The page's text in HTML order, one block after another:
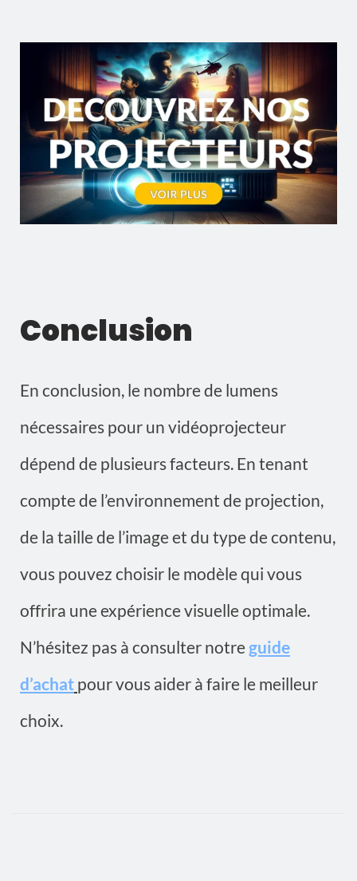
Conclusion
En conclusion, le nombre de lumens
nécessaires pour un vidéoprojecteur
dépend de plusieurs facteurs. En tenant
compte de l’environnement de projection,
de la taille de l’image et du type de contenu,
vous pouvez choisir le modèle qui vous
offrira une expérience visuelle optimale.
N’hésitez pas à consulter notre guide
d’achat pour vous aider à faire le meilleur
choix.